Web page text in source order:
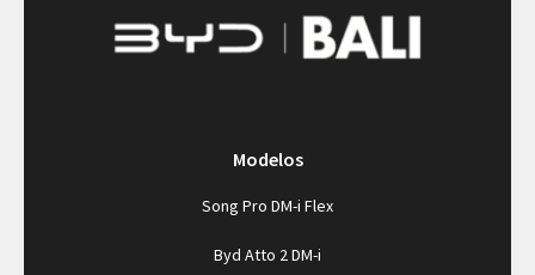
Modelos
Song Pro DM-i Flex
Byd Atto 2 DM-i